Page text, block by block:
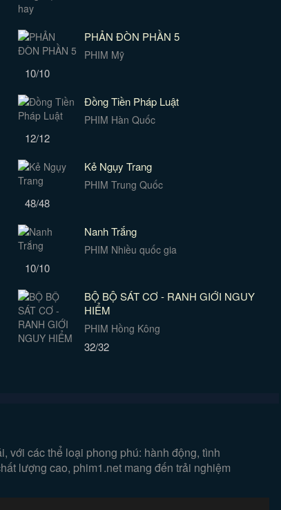
PHẢN ĐÒN PHẦN 5
PHIM Mỹ
10/10
Đồng Tiền Pháp Luật
PHIM Hàn Quốc
12/12
Kẻ Ngụy Trang
PHIM Trung Quốc
48/48
Nanh Trắng
PHIM Nhiều quốc gia
10/10
BỘ BỘ SÁT CƠ - RANH GIỚI NGUY
HIỂM
PHIM Hồng Kông
32/32
với các thể loại phong phú: hành động, tình
lượng cao, phim1.net mang đến trải nghiệm